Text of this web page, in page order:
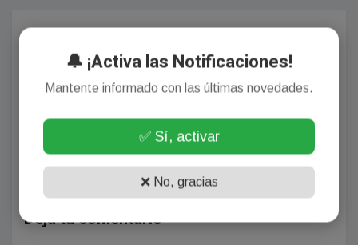
Se el primero en comentar este artículo.
Deja tu comentario
🔔 ¡Activa las Notificaciones!
Mantente informado con las últimas novedades.
✅ Sí, activar
❌ No, gracias